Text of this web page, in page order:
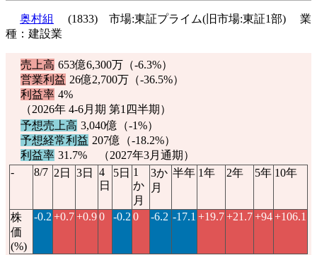
奥村組
(1833) 市場:東証プライム(旧市場:東証1部) 業
種：建設業
売上高 653億6,300万（-6.3%）
営業利益 26億2,700万（-36.5%）
利益率 4%
（2026年 4-6月期 第1四半期）
予想売上高 3,040億（-1%）
予想経常利益 207億（-18.2%）
利益率 31.7% （2027年3月通期）
-
8/7 2日 3日
4
日
5日 1
か
月
3か
月
半年 1年 2年 5年 10年
株
価
(%)
-0.2 +0.7+0.90 -0.2 0 -6.2 -17.1 +19.7+21.7+94+106.1